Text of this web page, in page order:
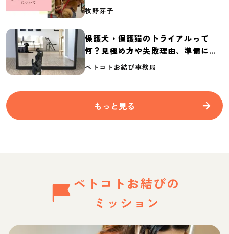
介
牧野芽子
保護犬・保護猫のトライアルって
何？見極め方や失敗理由、準備に必
要なものを紹介
ペトコトお結び事務局
もっと見る
ペトコトお結びの
ミッション